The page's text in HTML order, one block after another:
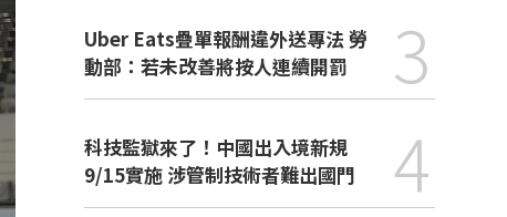
Uber Eats疊單報酬違外送專法 勞
動部：若未改善將按人連續開罰
3
科技監獄來了！中國出入境新規
9/15實施 涉管制技術者難出國門
4